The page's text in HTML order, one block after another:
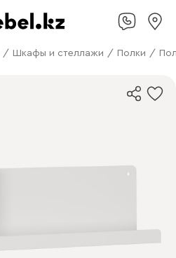
/ Шкафы и стеллажи / Полки /